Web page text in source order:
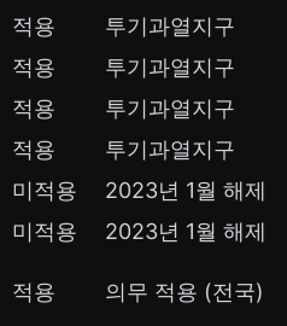
적용
투기과열지구
적용
투기과열지구
적용
투기과열지구
적용
투기과열지구
미적용
2023년 1월 해제
미적용
2023년 1월 해제
적용 의무 적용 (전국)